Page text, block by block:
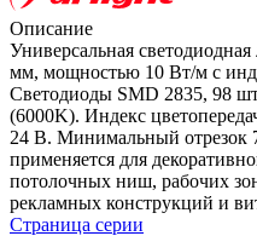
Описание
Универсальная
мм, мощностью 10 Вт/м с
Светодиоды SMD 2835, 98
(6000K). Индекс
24 В. Минимальный отрезок
применяется для
потолочных ниш, рабочих
рекламных конструкций и
Страница серии